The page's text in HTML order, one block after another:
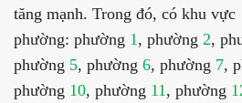
tăng mạnh. Trong đó, có khu vực
phường: phường 1, phường 2,
phường 5, phường 6, phường 7,
phường 10, phường 11, phường